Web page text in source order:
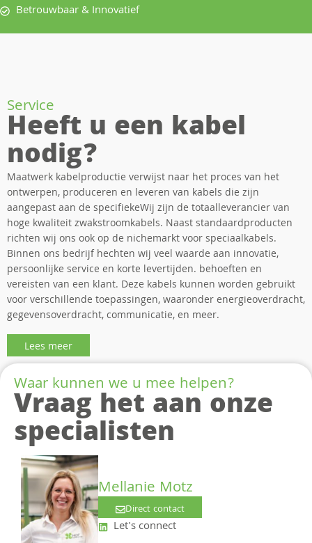
Betrouwbaar & Innovatief
Service
Heeft u een kabel
nodig?
Maatwerk kabelproductie verwijst naar het proces van het
ontwerpen, produceren en leveren van kabels die zijn
aangepast aan de specifiekeWij zijn de totaalleverancier van
hoge kwaliteit zwakstroomkabels. Naast standaardproducten
richten wij ons ook op de nichemarkt voor speciaalkabels.
Binnen ons bedrijf hechten wij veel waarde aan innovatie,
persoonlijke service en korte levertijden. behoeften en
vereisten van een klant. Deze kabels kunnen worden gebruikt
voor verschillende toepassingen, waaronder energieoverdracht,
gegevensoverdracht, communicatie, en meer.
Lees meer
Waar kunnen we u mee helpen?
Vraag het aan onze
specialisten
Mellanie Motz
Direct contact
Let's connect